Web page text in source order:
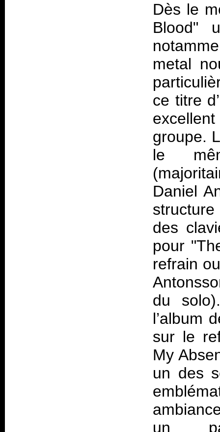
Dès le
Blood"
metal
ce titre
groupe.
le
Daniel
des
pour
refrain
du
l’album
sur le
My
un des
un